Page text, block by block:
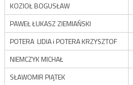
KOZIOŁ BOGUSŁAW
PAWEŁ ŁUKASZ ZIEMIAŃSKI
POTERA LIDIA i POTERA KRZYSZTOF
NIEMCZYK MICHAŁ
SŁAWOMIR PIĄTEK